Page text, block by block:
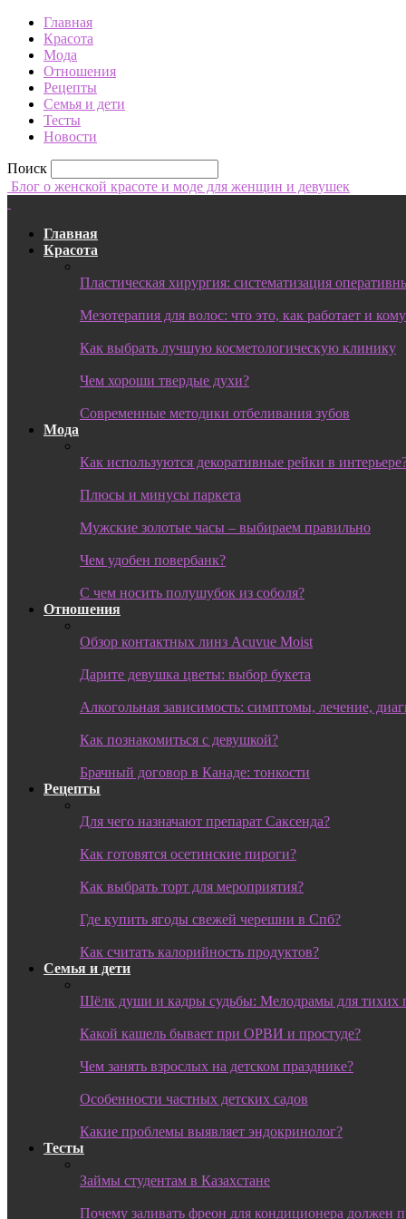
Главная
Красота
Мода
Отношения
Рецепты
Семья и дети
Тесты
Новости
Поиск
Блог о женской красоте и моде для женщин и девушек
Главная
Красота
Пластическая хирургия: систематизация
Мезотерапия для волос: что это, как работает и
Как выбрать лучшую косметологическую клинику
Чем хороши твердые духи?
Современные методики отбеливания зубов
Мода
Как используются декоративные рейки в
Плюсы и минусы паркета
Мужские золотые часы – выбираем правильно
Чем удобен повербанк?
С чем носить полушубок из соболя?
Отношения
Обзор контактных линз Acuvue Moist
Дарите девушка цветы: выбор букета
Алкогольная зависимость: симптомы, лечение,
Как познакомиться с девушкой?
Брачный договор в Канаде: тонкости
Рецепты
Для чего назначают препарат Саксенда?
Как готовятся осетинские пироги?
Как выбрать торт для мероприятия?
Где купить ягоды свежей черешни в Спб?
Как считать калорийность продуктов?
Семья и дети
Шёлк души и кадры судьбы: Мелодрамы для тихих
Какой кашель бывает при ОРВИ и простуде?
Чем занять взрослых на детском празднике?
Особенности частных детских садов
Какие проблемы выявляет эндокринолог?
Тесты
Займы студентам в Казахстане
Почему заливать фреон для кондиционера должен